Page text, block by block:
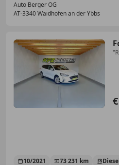
Auto Berger OG
AT-3340 Waidhofen an der Ybbs
10/2021 73 231 km